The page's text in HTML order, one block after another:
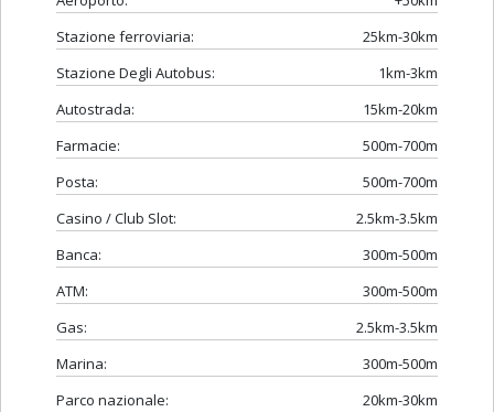
Stazione ferroviaria:
25km-30km
Stazione Degli Autobus:
1km-3km
Autostrada:
15km-20km
Farmacie:
500m-700m
Posta:
500m-700m
Casino / Club Slot:
2.5km-3.5km
Banca:
300m-500m
ATM:
300m-500m
Gas:
2.5km-3.5km
Marina:
300m-500m
Parco nazionale:
20km-30km